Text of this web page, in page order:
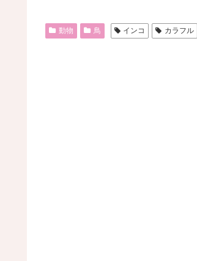
動物 鳥 インコ カラフル